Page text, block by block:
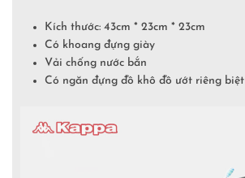
Kích thước: 43cm * 23cm * 23cm
Có khoang đựng giày
Vải chống nước bắn
Có ngăn đựng đồ khô đồ ướt riêng biệt